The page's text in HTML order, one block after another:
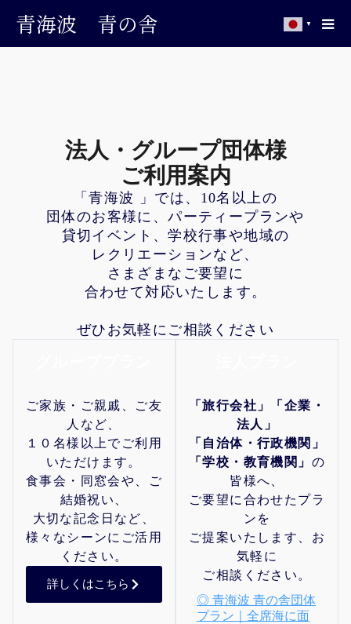
青海波 青の舎
法人・グループ団体様
ご利用案内
「青海波 」では、10名以上の
団体のお客様に、パーティープランや
貸切イベント、学校行事や地域の
レクリエーションなど、
さまざまなご要望に
合わせて対応いたします。
ぜひお気軽にご相談ください
ご家族・ご親戚、ご友
人など、
１０名様以上でご利用
いただけます。
食事会・同窓会や、ご
結婚祝い、
大切な記念日など、
様々なシーンにご活用
ください。
詳しくはこちら
「旅行会社」「企業・
法人」
「自治体・行政機関」
「学校・教育機関」 の
皆様へ、
ご要望に合わせたプラ
ンを
ご提案いたします、お
気軽に
ご相談ください。
◎ 青海波 青の舎団体
プラン｜全席海に面
▼